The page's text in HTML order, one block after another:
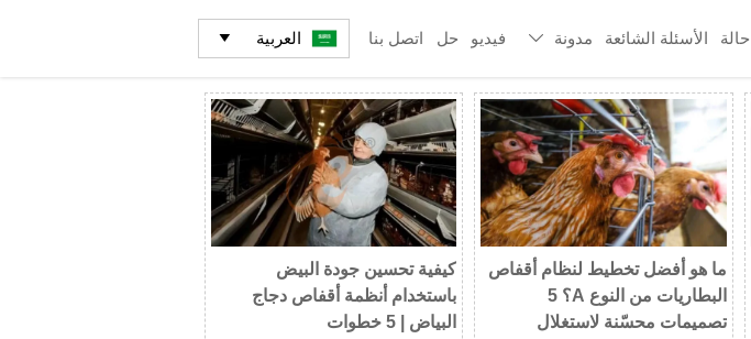
حالة الأسئلة الشائعة مدونة  فيديو حل اتصل بنا العربية 
كيفية تحسين جودة البيض
باستخدام أنظمة أقفاص دجاج
البياض | 5 خطوات
ما هو أفضل تخطيط لنظام أقفاص
البطاريات من النوع A؟ 5
تصميمات محسّنة لاستغلال